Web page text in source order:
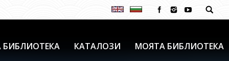
КАТАЛОЗИ МОЯТА БИБЛИОТЕКА